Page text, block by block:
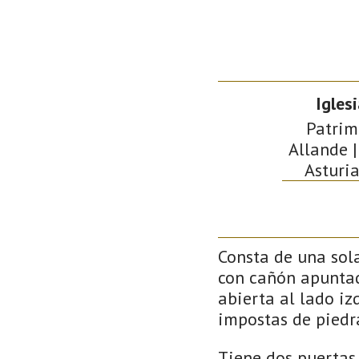
Allande
Consta de una
con cañón
abierta al lado
impostas de